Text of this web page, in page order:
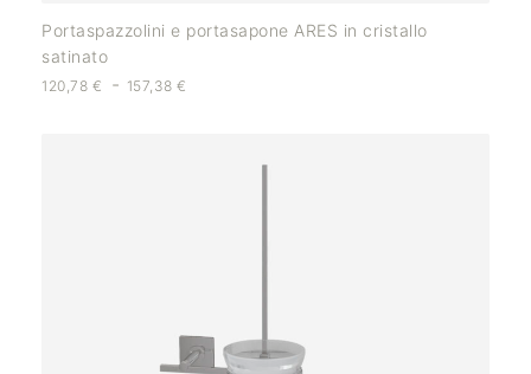
Portaspazzolini e portasapone ARES in cristallo
satinato
120,78 € - 157,38€